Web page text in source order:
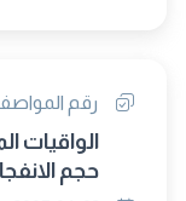
رقم المواصفة 3667-6 /
حجم